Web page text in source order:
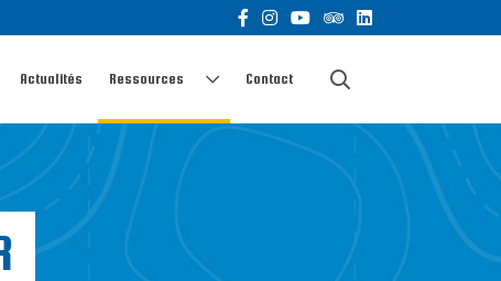
Actualités Ressources Contact